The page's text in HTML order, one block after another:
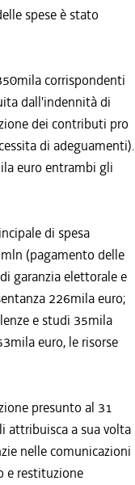
spese è stato
corrispondenti
dall'indennità di
dei contributi pro
di adeguamenti).
euro entrambi gli
di spesa
(pagamento delle
garanzia elettorale e
226mila euro;
e studi 35mila
euro, le risorse
presunto al 31
attribuisca a sua volta
nelle comunicazioni
e restituzione